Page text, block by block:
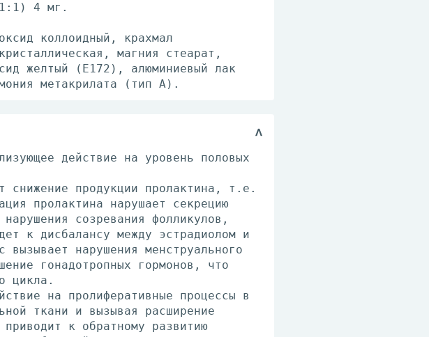
4 мг.
коллоидный, крахмал
магния стеарат,
желтый (E172), алюминиевый лак
метакрилата (тип А).
действие на уровень половых
снижение продукции пролактина, т.е.
пролактина нарушает секрецию
созревания фолликулов,
к дисбалансу между эстрадиолом и
нарушения менструального
гонадотропных гормонов, что
цикла.
на пролиферативные процессы в
ткани и вызывая расширение
к обратному развитию